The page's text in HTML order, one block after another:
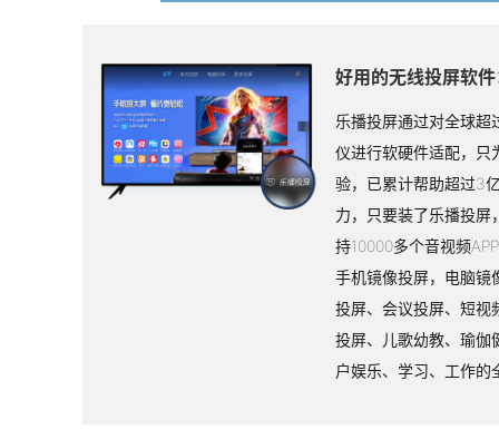
好用的无线投屏软
乐播投屏通过对全球超
仪进行软硬件适配，只
验，已累计帮助超过3
力，只要装了乐播投屏
持10000多个音视频
手机镜像投屏，电脑镜
投屏、会议投屏、短视
投屏、儿歌幼教、瑜伽
户娱乐、学习、工作的